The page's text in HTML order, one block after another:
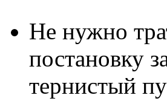
Не нужно
постановку
тернистый